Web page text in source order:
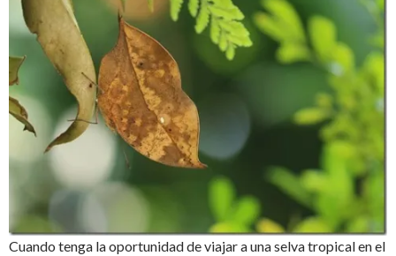
Cuando tenga la oportunidad de viajar a una selva tropical en el